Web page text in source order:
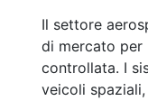
Il settore
di mercato per
controllata. I
veicoli